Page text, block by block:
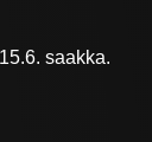
saakka.